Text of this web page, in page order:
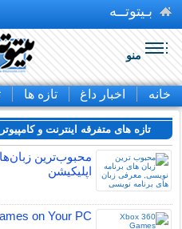
بـیتوتــه
منو
خانه اخبار داغ تازه ها
تازه های متفرقه اينترنت و كامپيوتر
محبوب‌ترین
اپلیکیشن
on Your PC